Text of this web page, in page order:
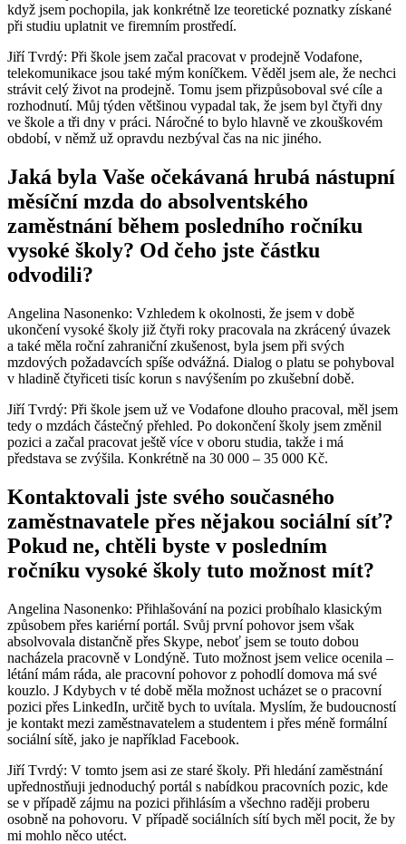
když jsem pochopila, jak konkrétně lze teoretické poznatky získané
při studiu uplatnit ve firemním prostředí.
Jiří Tvrdý: Při škole jsem začal pracovat v prodejně Vodafone,
telekomunikace jsou také mým koníčkem. Věděl jsem ale, že nechci
strávit celý život na prodejně. Tomu jsem přizpůsoboval své cíle a
rozhodnutí. Můj týden většinou vypadal tak, že jsem byl čtyři dny
ve škole a tři dny v práci. Náročné to bylo hlavně ve zkouškovém
období, v němž už opravdu nezbýval čas na nic jiného.
Jaká byla Vaše očekávaná hrubá nástupní
měsíční mzda do absolventského
zaměstnání během posledního ročníku
vysoké školy? Od čeho jste částku
odvodili?
Angelina Nasonenko: Vzhledem k okolnosti, že jsem v době
ukončení vysoké školy již čtyři roky pracovala na zkrácený úvazek
a také měla roční zahraniční zkušenost, byla jsem při svých
mzdových požadavcích spíše odvážná. Dialog o platu se pohyboval
v hladině čtyřiceti tisíc korun s navýšením po zkušební době.
Jiří Tvrdý: Při škole jsem už ve Vodafone dlouho pracoval, měl jsem
tedy o mzdách částečný přehled. Po dokončení školy jsem změnil
pozici a začal pracovat ještě více v oboru studia, takže i má
představa se zvýšila. Konkrétně na 30 000 – 35 000 Kč.
Kontaktovali jste svého současného
zaměstnavatele přes nějakou sociální síť?
Pokud ne, chtěli byste v posledním
ročníku vysoké školy tuto možnost mít?
Angelina Nasonenko: Přihlašování na pozici probíhalo klasickým
způsobem přes kariérní portál. Svůj první pohovor jsem však
absolvovala distančně přes Skype, neboť jsem se touto dobou
nacházela pracovně v Londýně. Tuto možnost jsem velice ocenila –
létání mám ráda, ale pracovní pohovor z pohodlí domova má své
kouzlo. J Kdybych v té době měla možnost ucházet se o pracovní
pozici přes LinkedIn, určitě bych to uvítala. Myslím, že budoucností
je kontakt mezi zaměstnavatelem a studentem i přes méně formální
sociální sítě, jako je například Facebook.
Jiří Tvrdý: V tomto jsem asi ze staré školy. Při hledání zaměstnání
upřednostňuji jednoduchý portál s nabídkou pracovních pozic, kde
se v případě zájmu na pozici přihlásím a všechno raději proberu
osobně na pohovoru. V případě sociálních sítí bych měl pocit, že by
mi mohlo něco utéct.